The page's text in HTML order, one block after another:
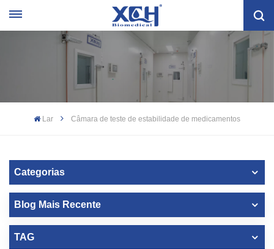
Lar Câmara de teste de estabilidade de medicamentos
Categorias
Blog Mais Recente
TAG